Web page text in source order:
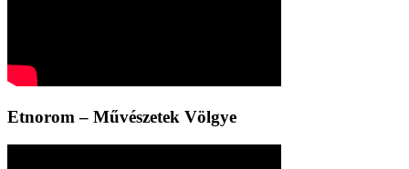
Etnorom – Művészetek Völgye